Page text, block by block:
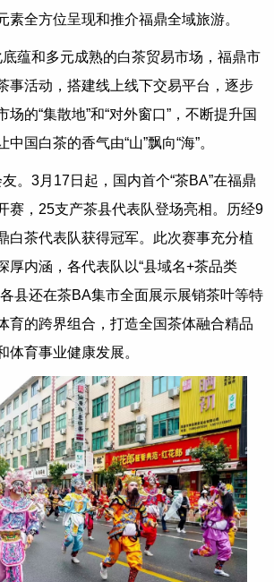
素全方位呈现和推介福鼎全域旅游。
蕴和多元成熟的白茶贸易市场，福鼎市
事活动，搭建线上线下交易平台，逐步
的“集散地”和“对外窗口”，不断提升国
国白茶的香气由“山”飘向“海”。
。3月17日起，国内首个“茶BA”在福鼎
赛，25支产茶县代表队登场亮相。历经9
白茶代表队获得冠军。此次赛事充分植
厚内涵，各代表队以“县域名+茶品类
县还在茶BA集市全面展示展销茶叶等特
育的跨界组合，打造全国茶体融合精品
体育事业健康发展。